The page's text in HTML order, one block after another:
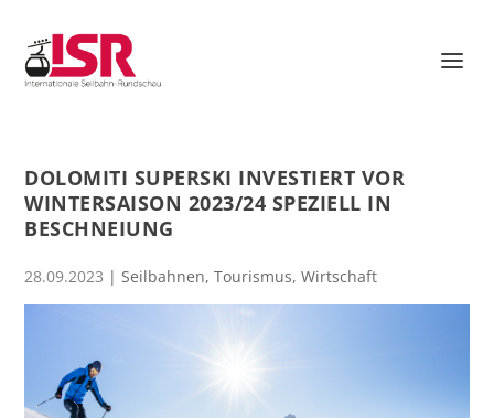
DOLOMITI SUPERSKI INVESTIERT VOR
WINTERSAISON 2023/24 SPEZIELL IN
BESCHNEIUNG
28.09.2023 |Seilbahnen,Tourismus,Wirtschaft